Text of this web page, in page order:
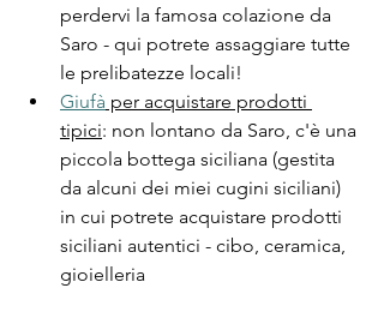
perdervi la famosa colazione da
Saro - qui potrete assaggiare tutte
le prelibatezze locali!
Giufà per acquistare prodotti
tipici: non lontano da Saro, c'è una
piccola bottega siciliana (gestita
da alcuni dei miei cugini siciliani)
in cui potrete acquistare prodotti
siciliani autentici - cibo, ceramica,
gioielleria